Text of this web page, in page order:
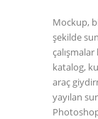
Mockup,
şekilde
katalog,
araç
yayılan